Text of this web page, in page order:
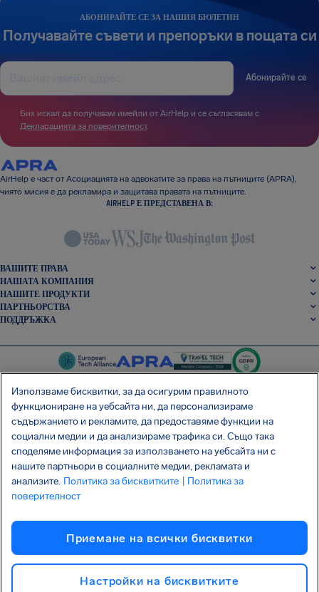
АБОНИРАЙТЕ СЕ ЗА НАШИЯ БЮЛЕТИН
Получавайте съвети и препоръки в пощата си
Абонирайте се
Бих искал да получавам имейли от AirHelp и се съгласявам с
Декларацията за поверителност.
AirHelp е част от Асоциацията на адвокатите за права на пътниците (APRA),
чиято мисия е да рекламира и защитава правата на пътниците.
AIRHELP Е ПРЕДСТАВЕНА В:
ВАШИТЕ ПРАВА
НАШАТА КОМПАНИЯ
НАШИТЕ ПРОДУКТИ
ПАРТНЬОРСТВА
ПОДДРЪЖКА
SocialFacebook
SocialTwitter
SocialInstagram
SocialLinkedin
ВЗЕМЕТЕ БЕЗПЛАТНОТО НИ ПРИЛОЖЕНИЕ
Политика за поверителност
Атака на веригата за доставки Shai-Hulud
Авторско право © 2026 AirHelp
Използваме бисквитки, за да осигурим правилното
функциониране на уебсайта ни, да персонализираме
съдържанието и рекламите, да предоставяме функции на
социални медии и да анализираме трафика си. Също така
споделяме информация за използването на уебсайта ни с
нашите партньори в социалните медии, рекламата и
анализите. Политика за бисквитките
| Политика за
поверителност
Приемане на всички бисквитки
Настройки на бисквитките